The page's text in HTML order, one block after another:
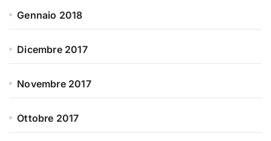
Gennaio 2018
Dicembre 2017
Novembre 2017
Ottobre 2017